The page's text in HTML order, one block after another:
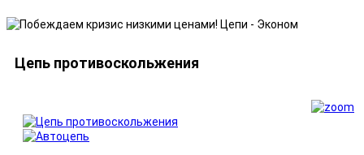
Цепь противоскольжения